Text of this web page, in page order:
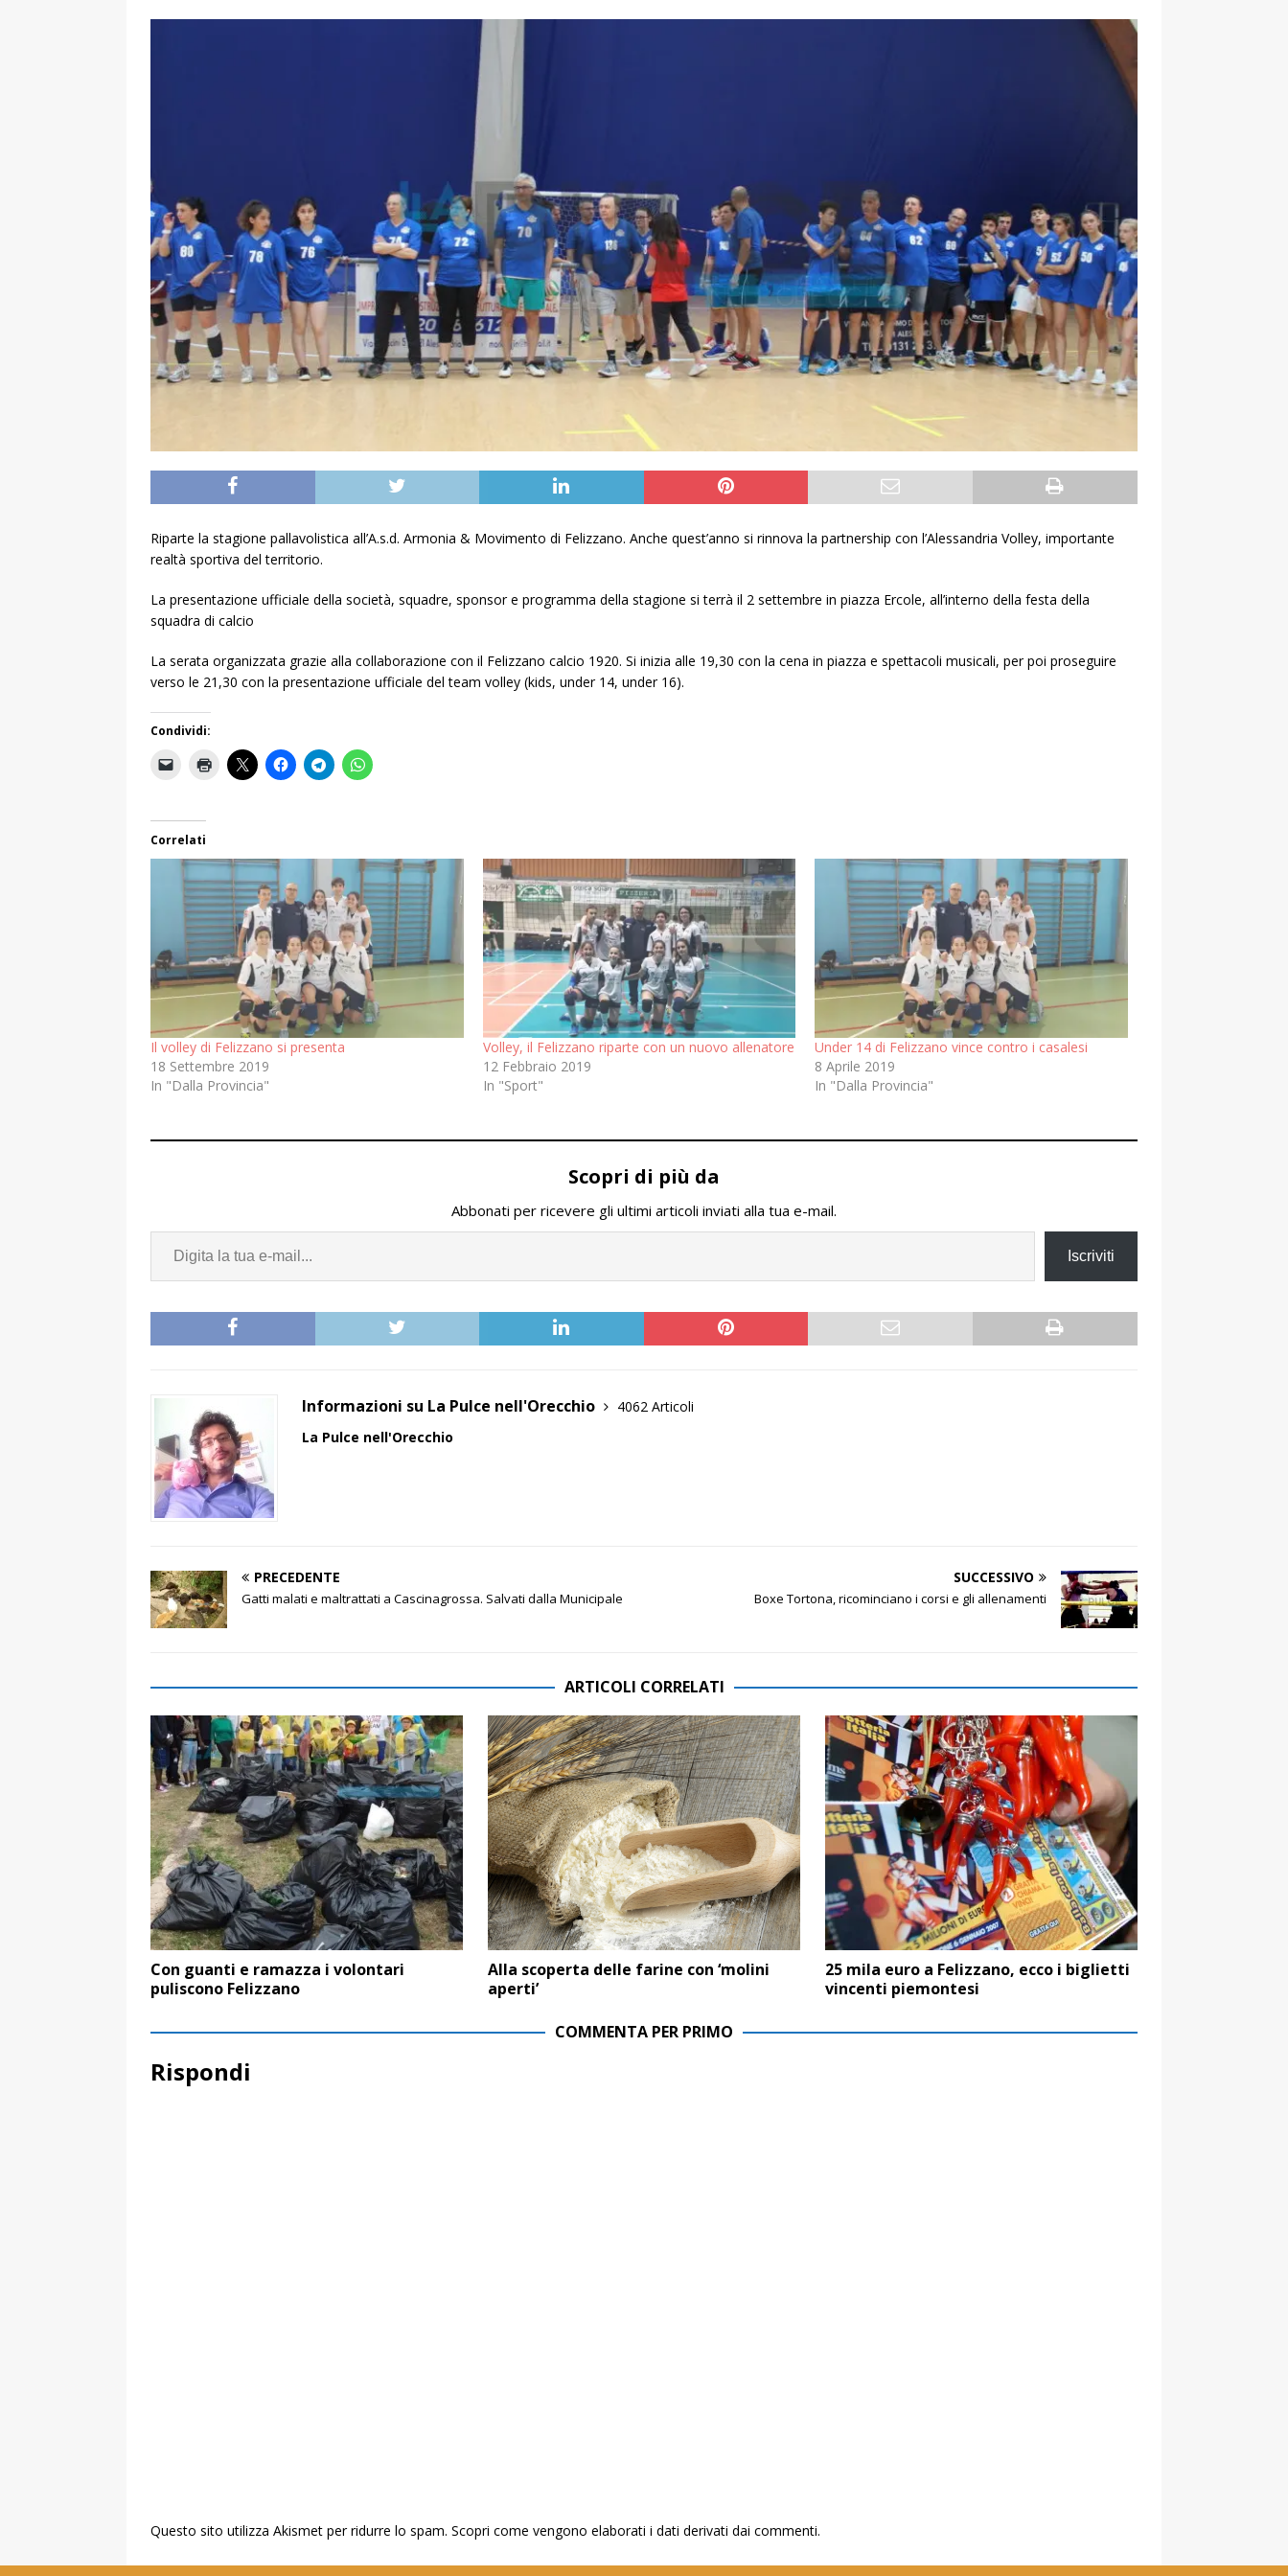
Riparte la stagione pallavolistica all’A.s.d. Armonia & Movimento di Felizzano. Anche quest’anno si rinnova la partnership con l’Alessandria Volley, importante
realtà sportiva del territorio.
La presentazione ufficiale della società, squadre, sponsor e programma della stagione si terrà il 2 settembre in piazza Ercole, all’interno della festa della
squadra di calcio
La serata organizzata grazie alla collaborazione con il Felizzano calcio 1920. Si inizia alle 19,30 con la cena in piazza e spettacoli musicali, per poi proseguire
verso le 21,30 con la presentazione ufficiale del team volley (kids, under 14, under 16).
Condividi:
Correlati
Il volley di Felizzano si presenta
18 Settembre 2019
In "Dalla Provincia"
Volley, il Felizzano riparte con un nuovo allenatore
12 Febbraio 2019
In "Sport"
Under 14 di Felizzano vince contro i casalesi
8 Aprile 2019
In "Dalla Provincia"
Scopri di più da
Abbonati per ricevere gli ultimi articoli inviati alla tua e-mail.
Iscriviti
Informazioni su La Pulce nell'Orecchio
4062 Articoli
La Pulce nell'Orecchio
PRECEDENTE
Gatti malati e maltrattati a Cascinagrossa. Salvati dalla Municipale
SUCCESSIVO
Boxe Tortona, ricominciano i corsi e gli allenamenti
ARTICOLI CORRELATI
Con guanti e ramazza i volontari
puliscono Felizzano
Alla scoperta delle farine con ‘molini
aperti’
25 mila euro a Felizzano, ecco i biglietti
vincenti piemontesi
COMMENTA PER PRIMO
Rispondi
Questo sito utilizza Akismet per ridurre lo spam. Scopri come vengono elaborati i dati derivati dai commenti.